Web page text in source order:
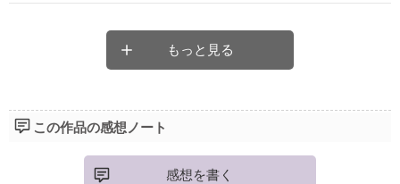
もっと見る
この作品の感想ノート
感想を書く